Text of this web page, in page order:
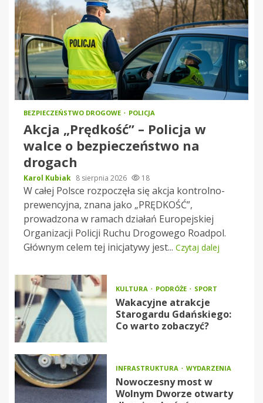
BEZPIECZEŃSTWO DROGOWE POLICJA
Akcja „Prędkość” – Policja w
walce o bezpieczeństwo na
drogach
Karol Kubiak 8 sierpnia 2026 18
W całej Polsce rozpoczęła się akcja kontrolno-
prewencyjna, znana jako „PRĘDKOŚĆ”,
prowadzona w ramach działań Europejskiej
Organizacji Policji Ruchu Drogowego Roadpol.
Głównym celem tej inicjatywy jest... Czytaj dalej
KULTURA PODRÓŻE SPORT
Wakacyjne atrakcje
Starogardu Gdańskiego:
Co warto zobaczyć?
INFRASTRUKTURA WYDARZENIA
Nowoczesny most w
Wolnym Dworze otwarty